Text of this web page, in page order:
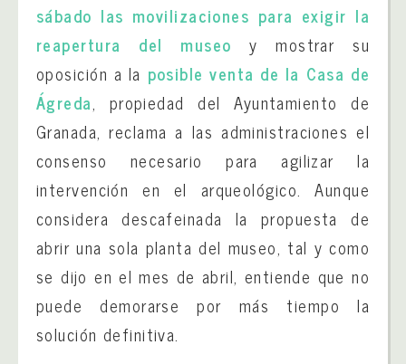
sábado las movilizaciones para exigir la
reapertura del museo y mostrar su
oposición a la posible venta de la Casa de
Ágreda, propiedad del Ayuntamiento de
Granada, reclama a las administraciones el
consenso necesario para agilizar la
intervención en el arqueológico. Aunque
considera descafeinada la propuesta de
abrir una sola planta del museo, tal y como
se dijo en el mes de abril, entiende que no
puede demorarse por más tiempo la
solución definitiva.